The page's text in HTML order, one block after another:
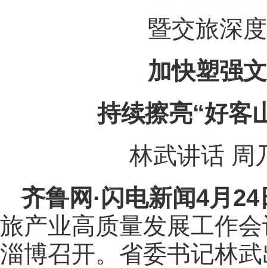
暨交旅深
加快塑强
持续擦亮“好客
林武讲话 周
齐鲁网 ·闪电新闻4月24
旅产业高质量发展工作
淄博召开。省委书记林